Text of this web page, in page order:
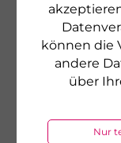
können die
andere
über
Nur